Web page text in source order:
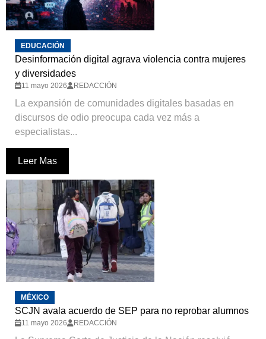
EDUCACIÓN
Desinformación digital agrava violencia contra mujeres
y diversidades
11 mayo 2026 REDACCIÓN
La expansión de comunidades digitales basadas en
discursos de odio preocupa cada vez más a
especialistas...
Leer Mas
MÉXICO
SCJN avala acuerdo de SEP para no reprobar alumnos
11 mayo 2026 REDACCIÓN